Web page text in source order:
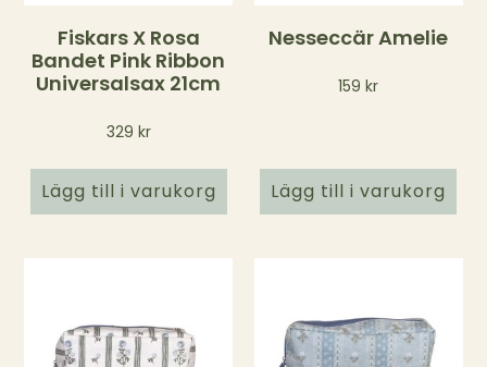
Fiskars X Rosa
Bandet Pink Ribbon
Universalsax 21cm
329 kr
Lägg till i varukorg
Nesseccär Amelie
159kr
Lägg till i varukorg